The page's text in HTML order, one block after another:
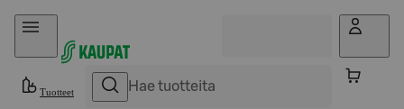
Hyppää sisältöön
Tuotteet